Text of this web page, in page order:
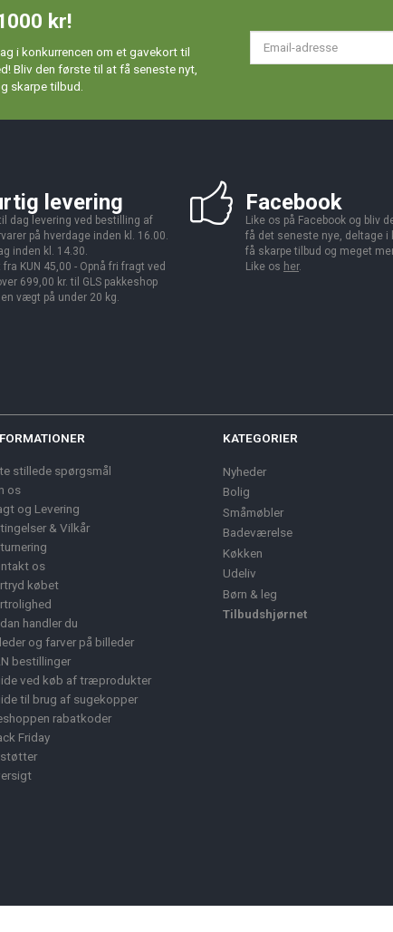
kr!
i konkurrencen om et gavekort til
Bliv den første til at få seneste nyt,
skarpe tilbud.
levering
dag levering ved bestilling af
på hverdage inden kl. 16.00.
inden kl. 14.30.
fra KUN 45,00 - Opnå fri fragt ved
699,00 kr. til GLS pakkeshop
vægt på under 20 kg.
Facebook
Like os på Facebook og bliv
få det seneste nye, deltage i
få skarpe tilbud og meget
Like os her.
stillede spørgsmål
os
og Levering
& Vilkår
os
købet
handler du
og farver på billeder
bestillinger
ved køb af træprodukter
til brug af sugekopper
rabatkoder
Friday
KATEGORIER
Nyheder
Bolig
Småmøbler
Badeværelse
Køkken
Udeliv
Børn & leg
Tilbudshjørnet